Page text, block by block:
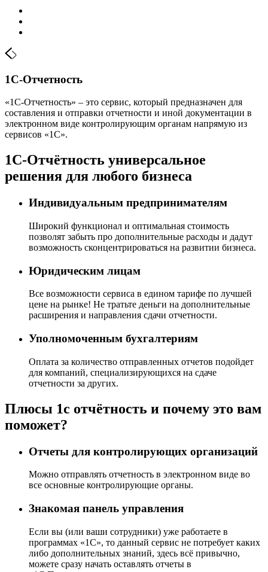
1С-Отчетность
«1С-Отчетность» – это сервис, который предназначен для
составления и отправки отчетности и иной документации в
электронном виде контролирующим органам напрямую из
сервисов «1С».
1С-Отчётность универсальное
решения для любого бизнеса
Индивидуальным предпринимателям
Широкий функционал и оптимальная стоимость
позволят забыть про дополнительные расходы и дадут
возможность сконцентрироваться на развитии бизнеса.
Юридическим лицам
Все возможности сервиса в едином тарифе по лучшей
цене на рынке! Не тратьте деньги на дополнительные
расширения и направления сдачи отчетности.
Уполномоченным бухгалтериям
Оплата за количество отправленных отчетов подойдет
для компаний, специализирующихся на сдаче
отчетности за других.
Плюсы 1с отчётность и почему это вам
поможет?
Отчеты для контролирующих организаций
Можно отправлять отчетность в электронном виде во
все основные контролирующие органы.
Знакомая панель управления
Если вы (или ваши сотрудники) уже работаете в
программах «1С», то данный сервис не потребует каких
либо дополнительных знаний, здесь всё привычно,
можете сразу начать оставлять отчеты в